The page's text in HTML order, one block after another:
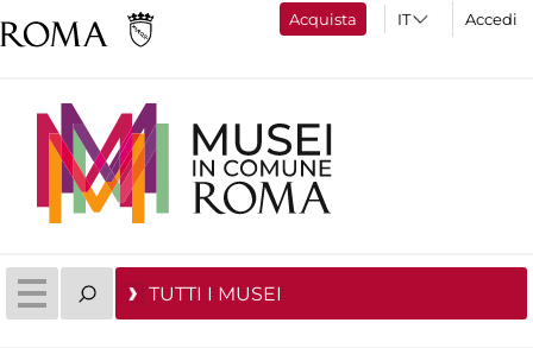
Acquista Accedi
TUTTI I MUSEI